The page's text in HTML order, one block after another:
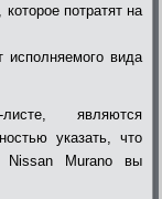
потратят на
исполняемого вида
являются
указать, что
Nissan Murano вы